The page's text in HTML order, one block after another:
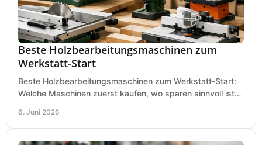
Beste Holzbearbeitungsmaschinen zum
Werkstatt-Start
Beste Holzbearbeitungsmaschinen zum Werkstatt-Start:
Welche Maschinen zuerst kaufen, wo sparen sinnvoll ist
6. Juni 2026